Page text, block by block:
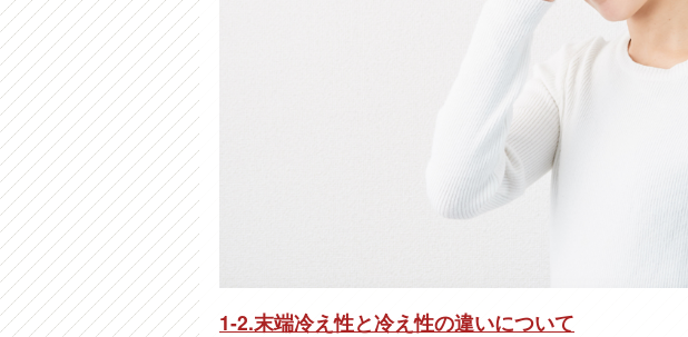
1-2.末端冷え性と冷え性の違いについて